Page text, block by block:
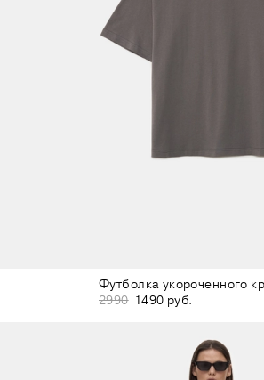
Футболка укороченного
2990 1490 руб.